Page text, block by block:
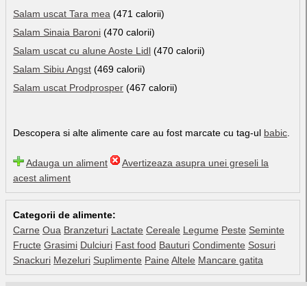
Salam uscat Tara mea (471 calorii)
Salam Sinaia Baroni (470 calorii)
Salam uscat cu alune Aoste Lidl (470 calorii)
Salam Sibiu Angst (469 calorii)
Salam uscat Prodprosper (467 calorii)
Descopera si alte alimente care au fost marcate cu tag-ul babic
Adauga un aliment
Avertizeaza asupra unei greseli la
acest aliment
Categorii de alimente:
Carne Oua Branzeturi Lactate Cereale Legume Peste Seminte
Fructe Grasimi Dulciuri Fast food Bauturi Condimente Sosuri
Snackuri Mezeluri Suplimente Paine Altele Mancare gatita